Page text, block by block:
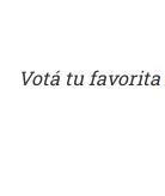
Votá tu favorita